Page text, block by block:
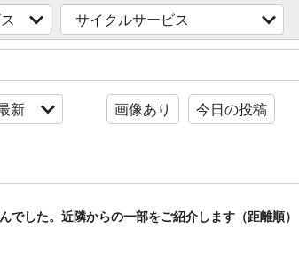
サイクルサービス
新 画像あり 今日の投稿
でした。近隣からの一部をご紹介します（距離順）